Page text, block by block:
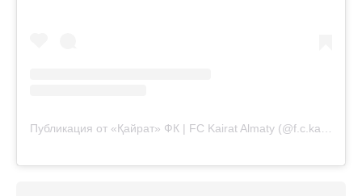
Публикация от «Қайрат» ФК | FC Kairat Almaty (@f.c.kairat)